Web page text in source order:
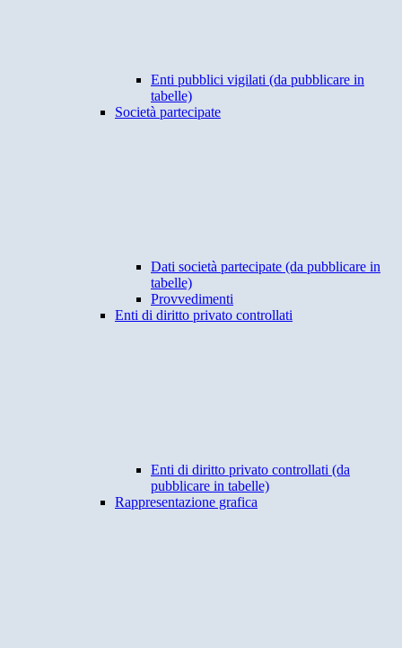
Enti pubblici vigilati (da pubblicare in
tabelle)
Società partecipate
Dati società partecipate (da pubblicare in
tabelle)
Provvedimenti
Enti di diritto privato controllati
Enti di diritto privato controllati (da
pubblicare in tabelle)
Rappresentazione grafica